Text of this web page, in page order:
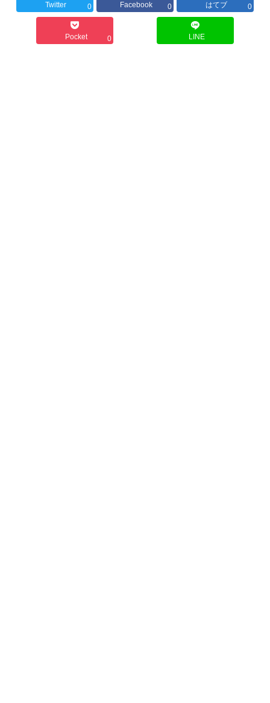
Twitter 0 Facebook 0 はてブ 0
Pocket 0 LINE